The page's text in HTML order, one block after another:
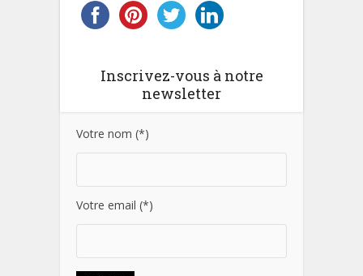
Inscrivez-vous à notre
newsletter
Votre nom (*)
Votre email (*)